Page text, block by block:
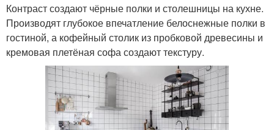
Контраст создают чёрные полки и столешницы на кухне.
Производят глубокое впечатление белоснежные полки в
гостиной, а кофейный столик из пробковой древесины и
кремовая плетёная софа создают текстуру.